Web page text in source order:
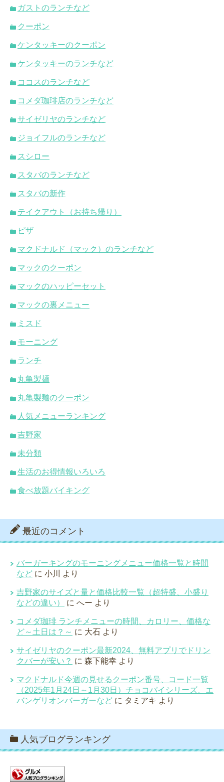
ガストのランチなど
クーポン
ケンタッキーのクーポン
ケンタッキーのランチなど
ココスのランチなど
コメダ珈琲店のランチなど
サイゼリヤのランチなど
ジョイフルのランチなど
スシロー
スタバのランチなど
スタバの新作
テイクアウト（お持ち帰り）
ピザ
マクドナルド（マック）のランチなど
マックのクーポン
マックのハッピーセット
マックの裏メニュー
ミスド
モーニング
ランチ
丸亀製麺
丸亀製麺のクーポン
人気メニューランキング
吉野家
未分類
生活のお得情報いろいろ
食べ放題バイキング
最近のコメント
バーガーキングのモーニングメニュー価格一覧と時間
など に 小川 より
吉野家のサイズと量と価格比較一覧（超特盛、小盛り
などの違い）
に へー より
コメダ珈琲 ランチメニューの時間、カロリー、価格な
ど～土日は？～ に 大石 より
サイゼリヤのクーポン最新2024、無料アプリでドリン
クバーが安い？ に 森下能幸 より
マクドナルド今週の見せるクーポン番号、コード一覧
（2025年1月24日～1月30日）チョコパイシリーズ、エ
バンゲリオンバーガーなど に タミアキ より
人気ブログランキング